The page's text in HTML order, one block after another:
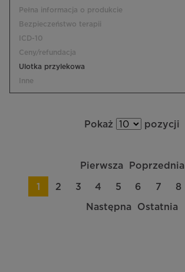
Pełna informacja o produkcie
Bezpieczeństwo terapii
ICD-10
Ceny/refundacja
Ulotka przylekowa
Inne
Pokaż pozycji
Pierwsza Poprzednia
1 2 3 4 5 6 7 8
Następna Ostatnia